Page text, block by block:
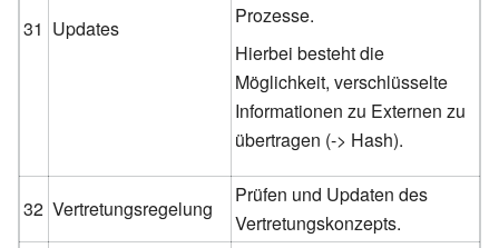
31 Updates
Prozesse.
Hierbei besteht die
Möglichkeit, verschlüsselte
Informationen zu Externen zu
übertragen (-> Hash).
32 Vertretungsregelung
Prüfen und Updaten des
Vertretungskonzepts.